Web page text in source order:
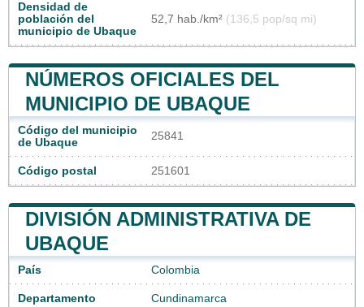
Densidad de
población del
municipio de Ubaque
52,7 hab./km² (136,5 pop/sq mi)
NÚMEROS OFICIALES DEL
MUNICIPIO DE UBAQUE
Código del municipio
de Ubaque
25841
Código postal 251601
DIVISIÓN ADMINISTRATIVA DE
UBAQUE
País Colombia
Departamento Cundinamarca